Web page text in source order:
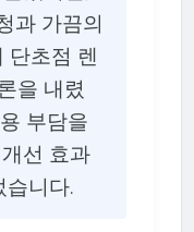
과 가끔의
단초점 렌
을 내렸
부담을
선 효과
습니다.